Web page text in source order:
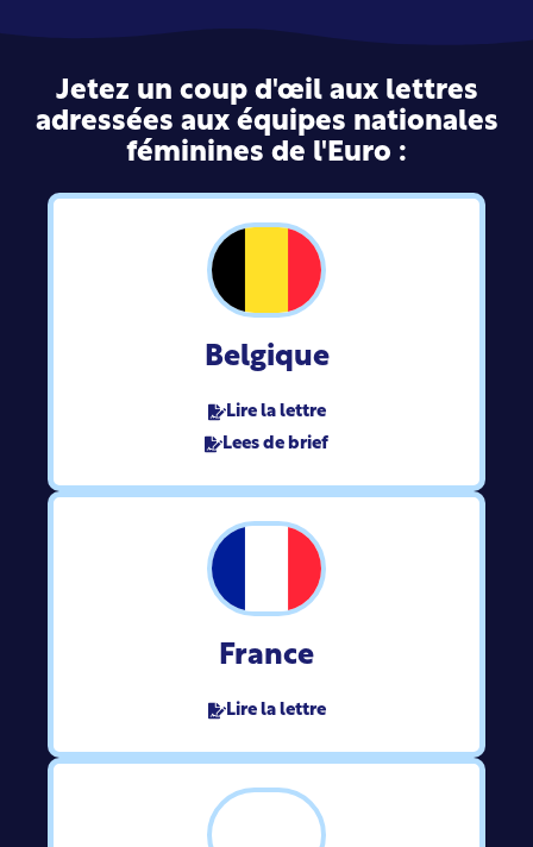
Jetez un coup d'œil aux lettres
adressées aux équipes nationales
féminines de l'Euro :
Belgique
Lire la lettre
Lees de brief
France
Lire la lettre